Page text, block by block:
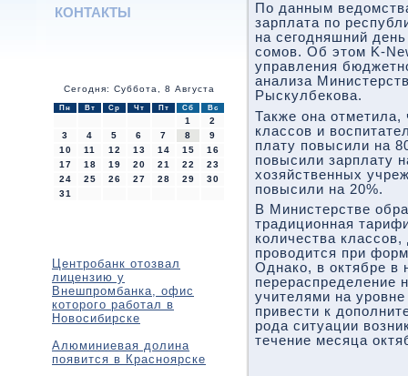
КОНТАКТЫ
Сегодня: Суббота, 8 Августа
Пн Вт Ср Чт Пт Сб Вс
1
2
3
4 5 6 7 8
9
10
11 12 13 14 15
16
17
18 19 20 21 22
23
24
25 26 27 28 29
30
31
Центробанк отозвал
лицензию у
Внешпромбанка, офис
которого работал в
Новосибирске
Алюминиевая долина
появится в Красноярске
По данным
зарплата по
на сегодняшний
сомов. Об этом K-
управления
анализа
Рыскулбекова.
Также она
классов и
плату повысили на
повысили зарплату
хозяйственных
повысили на 20%.
В Министерстве
традиционная
количества
проводится при
Однако, в октябре в
перераспределение
учителями на
привести к
рода ситуации
течение месяца